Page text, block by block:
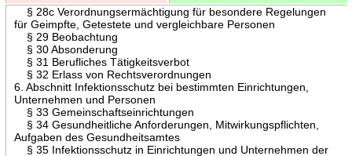
§ 28c Verordnungsermächtigung für besondere Regelungen
für Geimpfte, Getestete und vergleichbare Personen
§ 29 Beobachtung
§ 30 Absonderung
§ 31 Berufliches Tätigkeitsverbot
§ 32 Erlass von Rechtsverordnungen
6. Abschnitt Infektionsschutz bei bestimmten Einrichtungen,
Unternehmen und Personen
§ 33 Gemeinschaftseinrichtungen
§ 34 Gesundheitliche Anforderungen, Mitwirkungspflichten,
Aufgaben des Gesundheitsamtes
§ 35 Infektionsschutz in Einrichtungen und Unternehmen der